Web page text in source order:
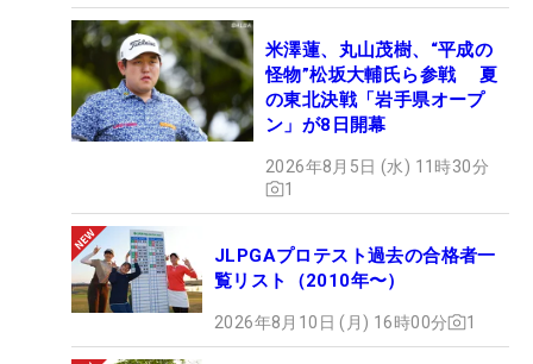
米澤蓮、丸山茂樹、“平成の
怪物”松坂大輔氏ら参戦 夏
の東北決戦「岩手県オープ
ン」が8日開幕
2026年8月5日 (水) 11時30分
1
JLPGAプロテスト過去の合格者一
覧リスト（2010年〜）
2026年8月10日 (月) 16時00分 1